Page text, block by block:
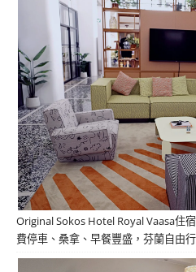
Original Sokos Hotel Royal Vaasa住
費停車、桑拿、早餐豐盛，芬蘭自由行